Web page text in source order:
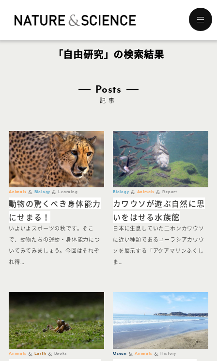
ュ
「自由研究」の検索結果
Posts
記事
Animals Biology Learning
動物の驚くべき身体能力
にせまる！
いよいよスポーツの秋です。そこ
で、動物たちの運動・身体能力につ
いてみてみましょう。今回はそれぞ
れ得…
Biology Animals Report
カワウソが遊ぶ自然に思
いをはせる水族館
日本に生息していた二ホンカワウソ
に近い種類であるユーラシアカワウ
ソを展示する「アクアマリンふくし
ま…
Animals Earth Books Ocean Animals History